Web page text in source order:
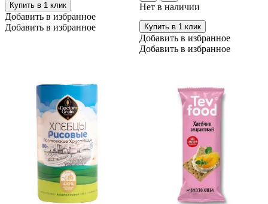
Купить в 1 клик
Добавить в избранное
Добавить в избранное
Нет в наличии
Купить в 1 клик
Добавить в избранное
Добавить в избранное